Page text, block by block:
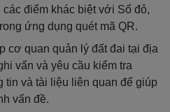
điểm khác biệt với Sổ đỏ,
ứng dụng quét mã QR.
cơ quan quản lý đất đai tại địa
vấn và yêu cầu kiểm tra
tin và tài liệu liên quan để giúp
vấn đề.